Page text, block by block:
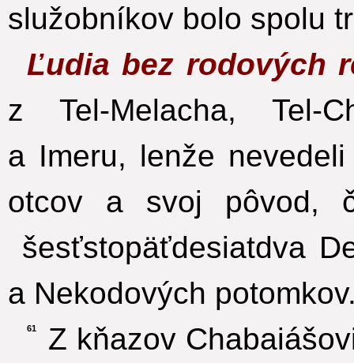
služobníkov bolo spolu
Ľudia bez rodových
z Tel-Melacha, Tel-
a Imeru, lenže
otcov a svoj pôvod,
šesťstopäťdesiatdva
a Nekodových
61 Z kňazov